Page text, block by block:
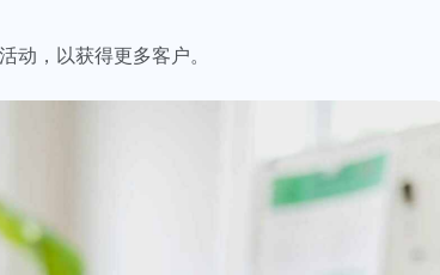
，以获得更多客户。